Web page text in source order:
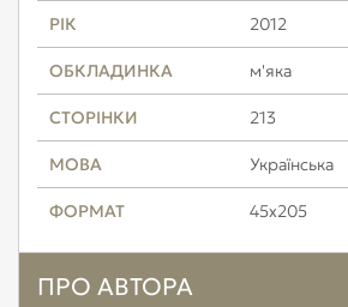
РІК 2012
ОБКЛАДИНКА м'яка
СТОРІНКИ 213
МОВА Українська
ФОРМАТ 45x205
ПРО АВТОРА